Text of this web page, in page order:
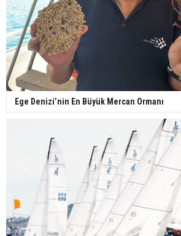
Ege Denizi’nin En Büyük Mercan Ormanı